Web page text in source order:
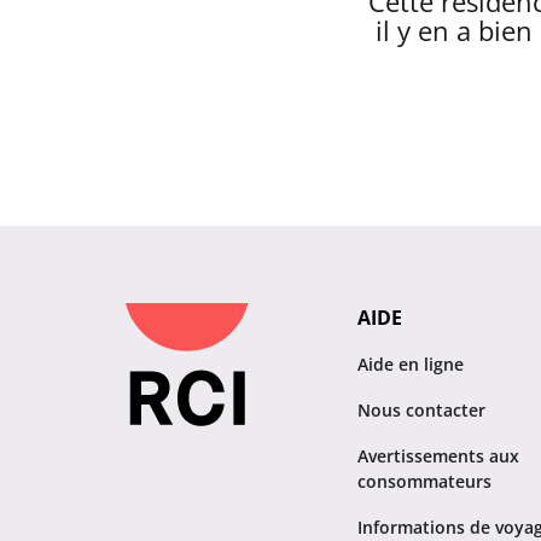
il y en a bien
AIDE
Aide en ligne
Nous contacter
Avertissements aux
consommateurs
Informations de